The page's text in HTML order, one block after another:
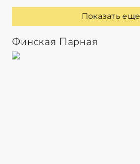
Показать еще
Финская Парная